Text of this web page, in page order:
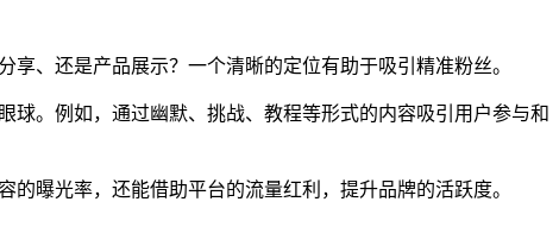
、还是产品展示？一个清晰的定位有助于吸引精准粉丝。
。例如，通过幽默、挑战、教程等形式的内容吸引用户参与和
曝光率，还能借助平台的流量红利，提升品牌的活跃度。